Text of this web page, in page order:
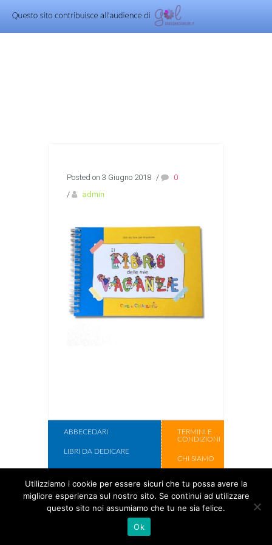
Posted on 3 Giugno 2018 /
0
/
admin
ABBECEDARI
LIBRI DA DEDICARE
LIBRI DA ILLUSTRARE
SCATOLE REGALO
TERMINI E
CONDIZIONI
CHI SIAMO
Copyright Cose
Utilizziamo i cookie per essere sicuri che tu possa avere la
migliore esperienza sul nostro sito. Se continui ad utilizzare
questo sito noi assumiamo che tu ne sia felice.
Ok